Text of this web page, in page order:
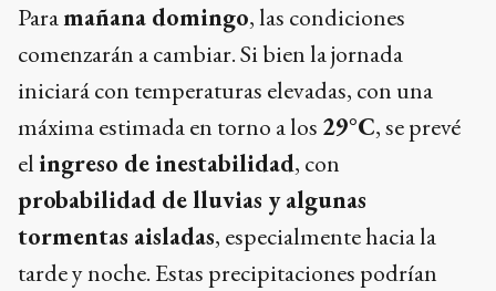
Paramañana domingo, las condiciones
comenzarán a cambiar. Si bien la jornada
iniciará con temperaturas elevadas, con una
máxima estimada en torno a los 29°C, se prevé
el ingreso de inestabilidad, con
probabilidad de lluvias y algunas
tormentas aisladas, especialmente hacia la
tarde y noche. Estas precipitaciones podrían